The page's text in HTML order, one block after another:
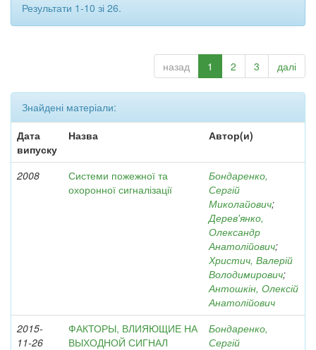
Результати 1-10 зі 26.
назад 1 2 3 далі
Знайдені матеріали:
Дата
випуску
Назва Автор(и)
2008
Системи пожежної та
охоронної сигналізації
Бондаренко,
Сергій
Миколайович;
Дерев'янко,
Олександр
Анатолійович;
Христич, Валерій
Володимирович;
Антошкін, Олексій
Анатолійович
2015-
11-26
ФАКТОРЫ, ВЛИЯЮЩИЕ НА
ВЫХОДНОЙ СИГНАЛ
Бондаренко,
Сергій